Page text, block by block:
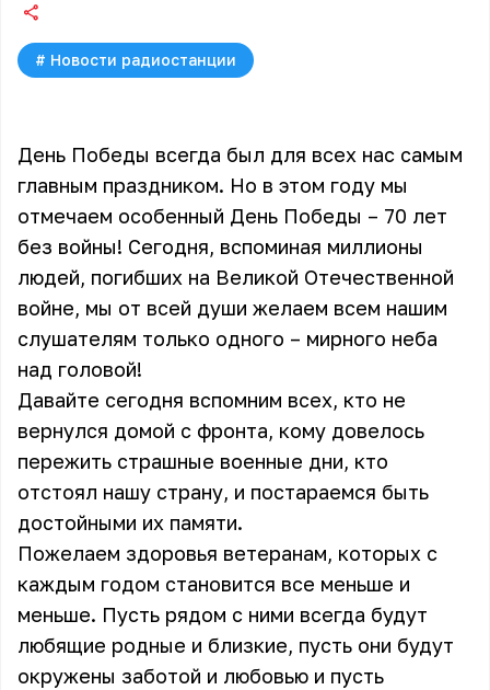
# Новости радиостанции
День Победы всегда был для всех нас самым
главным праздником. Но в этом году мы
отмечаем особенный День Победы – 70 лет
без войны! Сегодня, вспоминая миллионы
людей, погибших на Великой Отечественной
войне, мы от всей души желаем всем нашим
слушателям только одного – мирного неба
над головой!
Давайте сегодня вспомним всех, кто не
вернулся домой с фронта, кому довелось
пережить страшные военные дни, кто
отстоял нашу страну, и постараемся быть
достойными их памяти.
Пожелаем здоровья ветеранам, которых с
каждым годом становится все меньше и
меньше. Пусть рядом с ними всегда будут
любящие родные и близкие, пусть они будут
окружены заботой и любовью и пусть